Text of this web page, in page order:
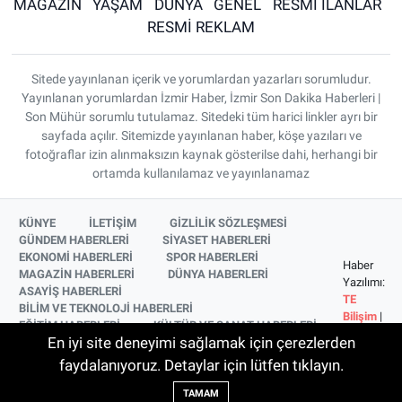
MAGAZİN YAŞAM DÜNYA GENEL
RESMİ İLANLAR
RESMİ REKLAM
Sitede yayınlanan içerik ve yorumlardan yazarları sorumludur.
Yayınlanan yorumlardan İzmir Haber, İzmir Son Dakika Haberleri |
Son Mühür sorumlu tutulamaz. Sitedeki tüm harici linkler ayrı bir
sayfada açılır. Sitemizde yayınlanan haber, köşe yazıları ve
fotoğraflar izin alınmaksızın kaynak gösterilse dahi, herhangi bir
ortamda kullanılamaz ve yayınlanamaz
KÜNYE İLETİŞİM
GİZLİLİK SÖZLEŞMESİ
GÜNDEM HABERLERİ
SİYASET HABERLERİ
EKONOMİ HABERLERİ
SPOR HABERLERİ
MAGAZİN HABERLERİ
DÜNYA HABERLERİ
ASAYİŞ HABERLERİ
BİLİM VE TEKNOLOJİ HABERLERİ
EĞİTİM HABERLERİ
KÜLTÜR VE SANAT HABERLERİ
SAĞLIK HABERLERİ
YAŞAM HABERLERİ
YEREL HABERLER
İZMİR HABERLERİ
SİNEMA VE TELEVİZYON HABERLERİ
Haber
Yazılımı:
TE
Bilişim |
© 2026
En iyi site deneyimi sağlamak için çerezlerden
faydalanıyoruz. Detaylar için lütfen tıklayın.
TAMAM